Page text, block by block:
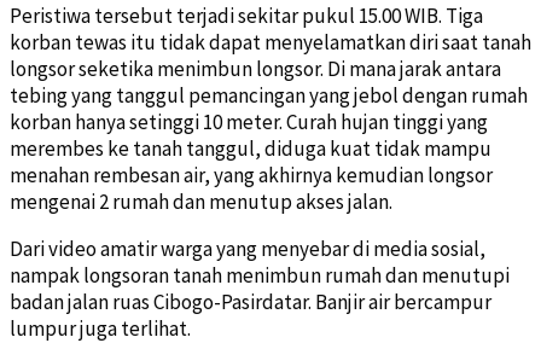
Peristiwa tersebut terjadi sekitar pukul 15.00 WIB. Tiga
korban tewas itu tidak dapat menyelamatkan diri saat tanah
longsor seketika menimbun longsor. Di mana jarak antara
tebing yang tanggul pemancingan yang jebol dengan rumah
korban hanya setinggi 10 meter. Curah hujan tinggi yang
merembes ke tanah tanggul, diduga kuat tidak mampu
menahan rembesan air, yang akhirnya kemudian longsor
mengenai 2 rumah dan menutup akses jalan.
Dari video amatir warga yang menyebar di media sosial,
nampak longsoran tanah menimbun rumah dan menutupi
badan jalan ruas Cibogo-Pasirdatar. Banjir air bercampur
lumpur juga terlihat.